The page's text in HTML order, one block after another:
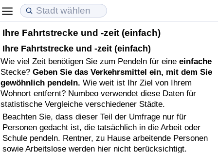
Ihre Fahrtstrecke und -zeit (einfach)
Ihre Fahrtstrecke und -zeit (einfach)
Wie viel Zeit benötigen Sie zum Pendeln für eine einfache
Stecke? Geben Sie das Verkehrsmittel ein, mit dem Sie
gewöhnlich pendeln. Wie weit ist Ihr Ziel von Ihrem
Wohnort entfernt? Numbeo verwendet diese Daten für
statistische Vergleiche verschiedener Städte.
Beachten Sie, dass dieser Teil der Umfrage nur für
Personen gedacht ist, die tatsächlich in die Arbeit oder
Schule pendeln. Rentner, zu Hause arbeitende Personen
sowie Arbeitslose werden hier nicht berücksichtigt.
Lebenshaltungskosten
Lebenshaltungskosten-Index (aktuell)
Lebenshaltungskosten-Index
Lebenshaltungskosten-Index nach Land
in Akaba
Immobilienpreise
Immobilienpreis-Index (aktuell)
Immobilienpreis-Index
Immobilienpreis-Index nach Land
Lebensqualität
Lebensqualität-Index
Lebensqualität-Index (aktuell)
Lebensqualitätsindex nach Land
Kriminalität